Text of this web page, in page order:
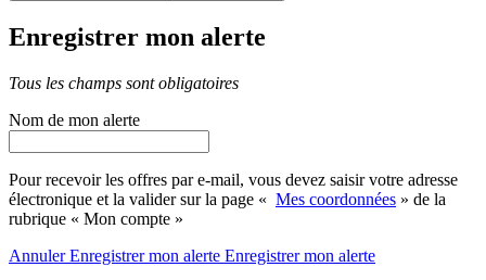
Enregistrer mon alerte
Tous les champs sont obligatoires
Nom de mon alerte
Pour recevoir les offres par e-mail, vous devez saisir votre adresse
électronique et la valider sur la page « Mes coordonnées » de la
rubrique « Mon compte »
AnnulerEnregistrer mon alerte Enregistrermon alerte